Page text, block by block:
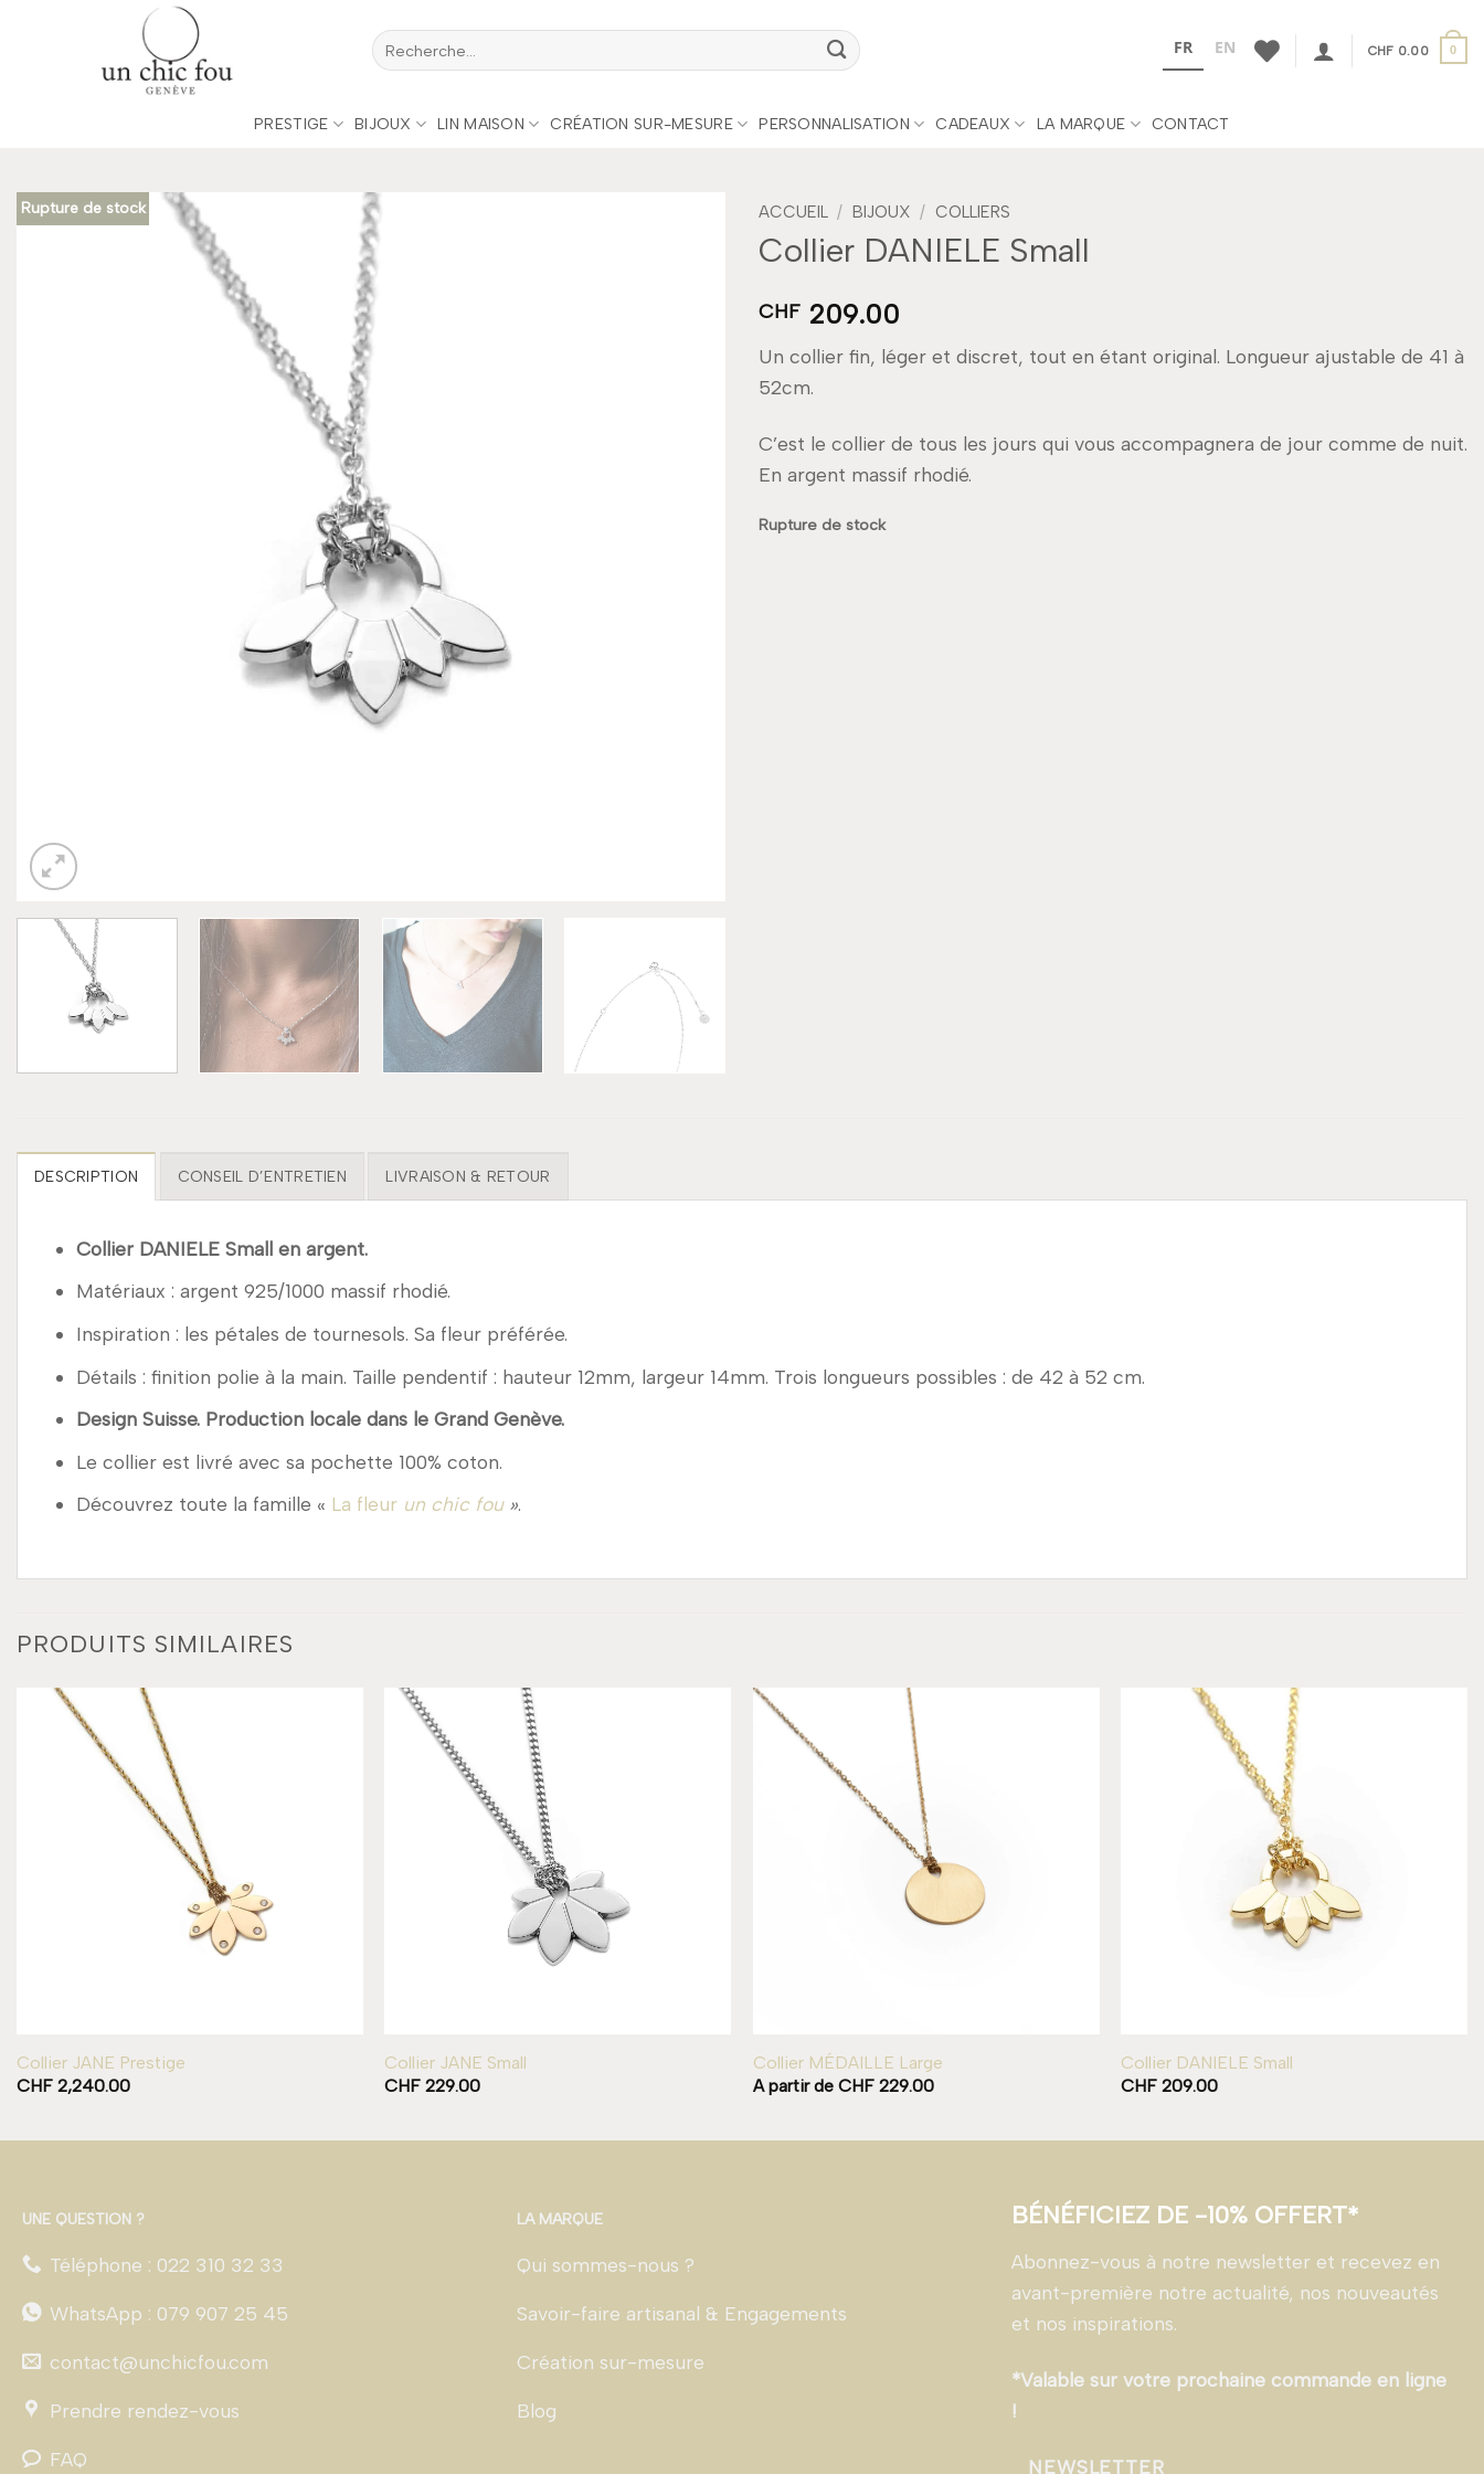
Recherche
pour :
FR EN CHF 0.00 0
PRESTIGE BIJOUX LIN MAISON CRÉATION SUR-MESURE PERSONNALISATION CADEAUX LA MARQUE CONTACT
Rupture de stock ACCUEIL / BIJOUX / COLLIERS
Collier DANIELE Small
CHF 209.00
Un collier fin, léger et discret, tout en étant original. Longueur ajustable de 41 à
52cm.
C’est le collier de tous les jours qui vous accompagnera de jour comme de nuit.
En argent massif rhodié.
Rupture de stock
DESCRIPTION CONSEIL D’ENTRETIEN LIVRAISON & RETOUR
Collier DANIELE Small en argent.
Matériaux : argent 925/1000 massif rhodié.
Inspiration : les pétales de tournesols. Sa fleur préférée.
Détails : finition polie à la main. Taille pendentif : hauteur 12mm, largeur 14mm. Trois longueurs possibles : de 42 à 52 cm.
Design Suisse. Production locale dans le Grand Genève.
Le collier est livré avec sa pochette 100% coton.
Découvrez toute la famille « La fleur un chic fou».
PRODUITS SIMILAIRES
Collier JANE Prestige
CHF2,240.00
Collier JANE Small
CHF 229.00
Collier MÉDAILLE Large
A partir de CHF229.00
Collier DANIELE Small
CHF 209.00
UNE QUESTION ?
Téléphone : 022 310 32 33
WhatsApp : 079 907 25 45
contact@unchicfou.com
Prendre rendez-vous
FAQ
LA MARQUE
Qui sommes-nous ?
Savoir-faire artisanal & Engagements
Création sur-mesure
Blog
BÉNÉFICIEZ DE -10% OFFERT*
Abonnez-vous à notre newsletter et recevez en
avant-première notre actualité, nos nouveautés
et nos inspirations.
*Valable sur votre prochaine commande en ligne
!
NEWSLETTER